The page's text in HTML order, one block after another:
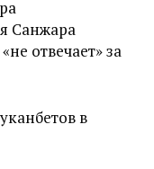
Санжара
отвечает» за
в